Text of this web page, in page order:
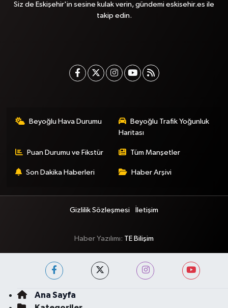
Siz de Eskişehir'in sesine kulak verin, gündemi eskisehir.es ile
takip edin.
Beyoğlu Hava Durumu
Beyoğlu Trafik Yoğunluk
Haritası
Puan Durumu ve Fikstür Tüm Manşetler
Son Dakika Haberleri Haber Arşivi
Gizlilik Sözleşmesi İletişim
Haber Yazılımı: TE Bilişim
Ana Sayfa